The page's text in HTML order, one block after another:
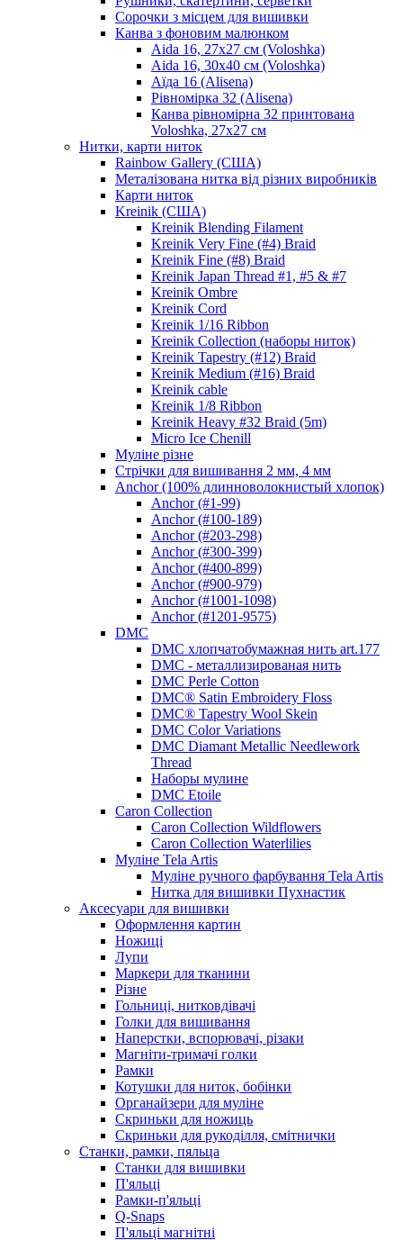
Сорочки з місцем для вишивки
Канва з фоновим малюнком
Aida 16, 27х27 см (Voloshka)
Aida 16, 30х40 см (Voloshka)
Аїда 16 (Alisena)
Рівномірка 32 (Alisena)
Канва рівномірна 32 принтована
Voloshka, 27х27 см
Нитки, карти ниток
Rainbow Gallery (США)
Металізована нитка від різних виробників
Карти ниток
Kreinik (США)
Kreinik Blending Filament
Kreinik Very Fine (#4) Braid
Kreinik Fine (#8) Braid
Kreinik Japan Thread #1, #5 & #7
Kreinik Ombre
Kreinik Cord
Kreinik 1/16 Ribbon
Kreinik Collection (наборы ниток)
Kreinik Tapestry (#12) Braid
Kreinik Medium (#16) Braid
Kreinik cable
Kreinik 1/8 Ribbon
Kreinik Heavy #32 Braid (5m)
Micro Ice Chenill
Муліне різне
Стрічки для вишивання 2 мм, 4 мм
Anchor (100% длинноволокнистый хлопок)
Anchor (#1-99)
Anchor (#100-189)
Anchor (#203-298)
Anchor (#300-399)
Anchor (#400-899)
Anchor (#900-979)
Anchor (#1001-1098)
Anchor (#1201-9575)
DMC
DMC хлопчатобумажная нить art.177
DMC - металлизированая нить
DMC Perle Cotton
DMC® Satin Embroidery Floss
DMC® Tapestry Wool Skein
DMC Color Variations
DMC Diamant Metallic Needlework
Thread
Наборы мулине
DMC Etoile
Caron Collection
Caron Collection Wildflowers
Caron Collection Waterlilies
Муліне Tela Artis
Муліне ручного фарбування Tela Artis
Нитка для вишивки Пухнастик
Аксесуари для вишивки
Оформлення картин
Ножиці
Лупи
Маркери для тканини
Різне
Гольниці, нитковдівачі
Голки для вишивання
Наперстки, вспорювачі, різаки
Магніти-тримачі голки
Рамки
Котушки для ниток, бобінки
Органайзери для муліне
Скриньки для ножиць
Скриньки для рукоділля, смітнички
Станки, рамки, пяльца
Станки для вишивки
П'яльці
Рамки-п'яльці
Q-Snaps
П'яльці магнітні